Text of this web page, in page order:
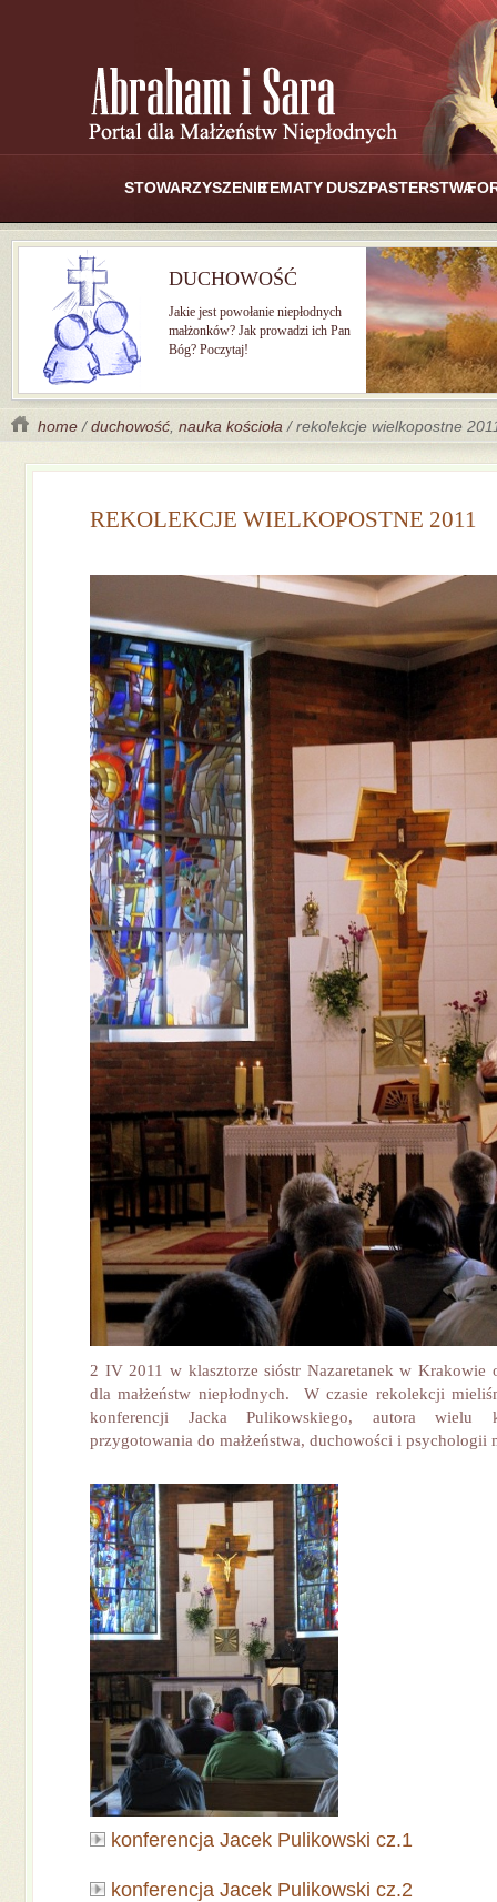
STOWARZYSZENIETEMATY DUSZPASTERSTWA
DUCHOWOŚĆ
Jakie jest powołanie niepłodnych
małżonków? Jak prowadzi ich Pan
Bóg? Poczytaj!
home /duchowość nauka kościoła / rekolekcje wielkopostne
REKOLEKCJE WIELKOPOSTNE 2011
2 IV 2011 w klasztorze sióstr Nazaretanek w Krakowie
dla małżeństw niepłodnych. W czasie rekolekcji
konferencji Jacka Pulikowskiego, autora wielu
przygotowania do małżeństwa, duchowości i psychologii
konferencja Jacek Pulikowski cz.1
konferencja Jacek Pulikowski cz.2